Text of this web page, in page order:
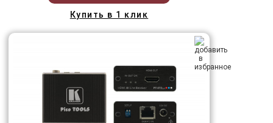
Купить в 1 клик